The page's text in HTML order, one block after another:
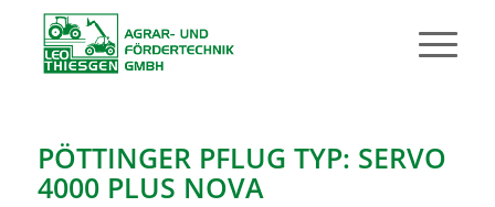
PÖTTINGER PFLUG TYP: SERVO
4000 PLUS NOVA